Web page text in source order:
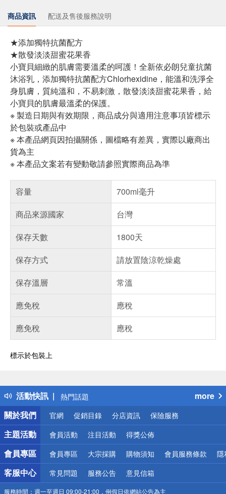
商品資訊 配送及售後服務說明
★添加獨特抗菌配方
★散發淡淡甜蜜花果香
小寶貝細緻的肌膚需要溫柔的呵護！全新依必朗兒童抗菌
沐浴乳，添加獨特抗菌配方Chlorhexidine，能溫和洗淨全
身肌膚，質純溫和，不易刺激，散發淡淡甜蜜花果香，給
小寶貝的肌膚最溫柔的保護。
※ 製造日期與有效期限，商品成分與適用注意事項皆標示
於包裝或產品中
※ 本產品網頁因拍攝關係，圖檔略有差異，實際以廠商出
貨為主
※ 本產品文案若有變動敬請參照實際商品為準
容量
700ml毫升
商品來源國家
台灣
保存天數
1800天
保存方式
請放置陰涼乾燥處
保存溫層
常溫
應免稅
應稅
應免稅
應稅
標示於包裝上
活動快訊
得獎公告
熱門話題
銀行優惠
偏遠地區配送
詐騙網頁！請小心！
more
關於我們
官網 促銷目錄 分店資訊 保險服務
主題活動 會員活動 注目活動 得獎公佈
會員專區 會員專區 大宗採購 購物須知 會員服務條款 隱
客服中心 常見問題 服務公告 意見信箱
服務時間： 週一至週日 09:00-21:00，例假日依網站公告為主